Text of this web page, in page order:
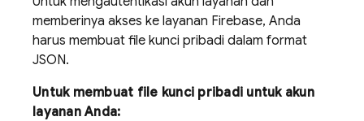
memberinya akses ke layanan Firebase, Anda
harus membuat file kunci pribadi dalam format
JSON.
Untuk membuat file kunci pribadi untuk akun
layanan Anda: